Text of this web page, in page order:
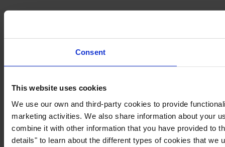
Consent
This website uses cookies
We use our own and third-party cookies to provide
marketing activities. We also share information about your
combine it with other information that you have provided to
details" to learn about the different types of cookies that